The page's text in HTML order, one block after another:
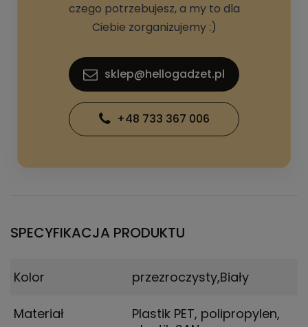
czego potrzebujesz, a my to dla
Ciebie zorganizujemy :)
sklep@hellogadzet.pl
+48 733 367 006
SPECYFIKACJA PRODUKTU
Kolor przezroczysty,Biały
Materiał
Plastik PET, polipropylen,